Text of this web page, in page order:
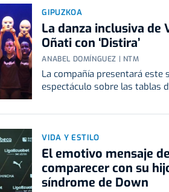
GIPUZKOA
La danza inclusiva de
Oñati con ‘Distira’
ANABEL DOMÍNGUEZ | NTM
La compañía presentará este
espectáculo sobre las tablas
VIDA Y ESTILO
El emotivo mensaje
comparecer con su
síndrome de Down